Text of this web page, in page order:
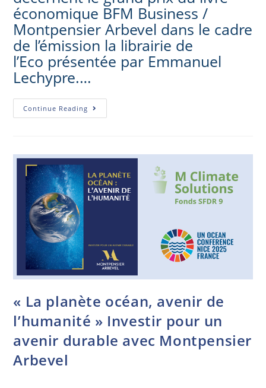
économique BFM Business /
Montpensier Arbevel dans le cadre
de l’émission la librairie de
l’Eco présentée par Emmanuel
Lechypre.…
Continue Reading
« La planète océan, avenir de
l’humanité » Investir pour un
avenir durable avec Montpensier
Arbevel